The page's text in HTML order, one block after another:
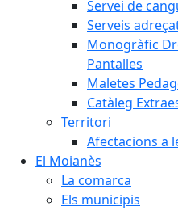
Servei de
Serveis
Monogràfic
Pantalles
Maletes
Catàleg
Territori
Afectacions a
El Moianès
La comarca
Els municipis